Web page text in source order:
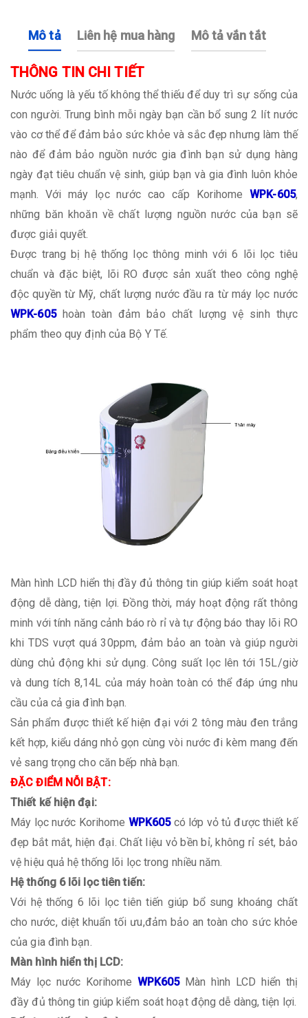
Mô tả Liên hệ mua hàng Mô tả vắn tắt
THÔNG TIN CHI TIẾT
Nước uống là yếu tố không thể thiếu để duy trì sự sống của
con người. Trung bình mỗi ngày bạn cần bổ sung 2 lít nước
vào cơ thể để đảm bảo sức khỏe và sắc đẹp nhưng làm thế
nào để đảm bảo nguồn nước gia đình bạn sử dụng hàng
ngày đạt tiêu chuẩn vệ sinh, giúp bạn và gia đình luôn khỏe
mạnh. Với máy lọc nước cao cấp KorihomeWPK-605,
những băn khoăn về chất lượng nguồn nước của bạn sẽ
được giải quyết.
Được trang bị hệ thống lọc thông minh với 6 lõi lọc tiêu
chuẩn và đặc biệt, lõi RO được sản xuất theo công nghệ
độc quyền từ Mỹ, chất lượng nước đầu ra từ máy lọc nước
WPK-605 hoàn toàn đảm bảo chất lượng vệ sinh thực
phẩm theo quy định của Bộ Y Tế.
Màn hình LCD hiển thị đầy đủ thông tin giúp kiểm soát hoạt
động dễ dàng, tiện lợi. Đồng thời, máy hoạt động rất thông
minh với tính năng cảnh báo rò rỉ và tự động báo thay lõi RO
khi TDS vượt quá 30ppm, đảm bảo an toàn và giúp người
dùng chủ động khi sử dụng. Công suất lọc lên tới 15L/giờ
và dung tích 8,14L của máy hoàn toàn có thể đáp ứng nhu
cầu của cả gia đình bạn.
Sản phẩm được thiết kế hiện đại với 2 tông màu đen trắng
kết hợp, kiểu dáng nhỏ gọn cùng vòi nước đi kèm mang đến
vẻ sang trọng cho căn bếp nhà bạn.
ĐẶC ĐIỂM NỖI BẬT:
Thiết kế hiện đại:
Máy lọc nước Korihome WPK605 có lớp vỏ tủ được thiết kế
đẹp bắt mắt, hiện đại. Chất liệu vỏ bền bỉ, không rỉ sét, bảo
vệ hiệu quả hệ thống lõi lọc trong nhiều năm.
Hệ thống 6 lõi lọc tiên tiến:
Với hệ thống 6 lõi lọc tiên tiến giúp bổ sung khoáng chất
cho nước, diệt khuẩn tối ưu,đảm bảo an toàn cho sức khỏe
của gia đình bạn.
Màn hình hiển thị LCD:
Máy lọc nước Korihome WPK605 Màn hình LCD hiển thị
đầy đủ thông tin giúp kiểm soát hoạt động dễ dàng, tiện lợi.